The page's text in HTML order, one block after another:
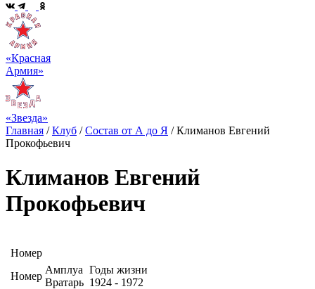
«Красная
Армия»
«Звезда»
Главная /Клуб /Состав от А до Я /Климанов Евгений
Прокофьевич
Климанов Евгений
Прокофьевич
Номер
Номер
Амплуа
Вратарь
Годы жизни
1924 - 1972